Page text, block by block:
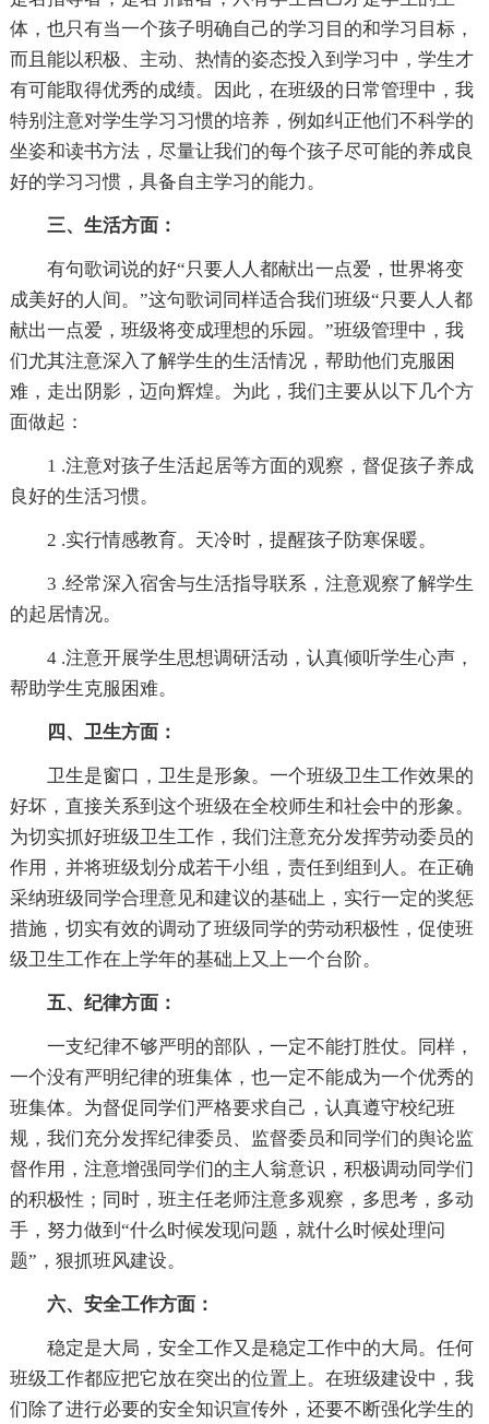
体，也只有当一个孩子明确自己的学习目的和学习目标，
而且能以积极、主动、热情的姿态投入到学习中，学生才
有可能取得优秀的成绩。因此，在班级的日常管理中，我
特别注意对学生学习习惯的培养，例如纠正他们不科学的
坐姿和读书方法，尽量让我们的每个孩子尽可能的养成良
好的学习习惯，具备自主学习的能力。
三、生活方面：
有句歌词说的好“只要人人都献出一点爱，世界将变
成美好的人间。”这句歌词同样适合我们班级“只要人人都
献出一点爱，班级将变成理想的乐园。”班级管理中，我
们尤其注意深入了解学生的生活情况，帮助他们克服困
难，走出阴影，迈向辉煌。为此，我们主要从以下几个方
面做起：
1 .注意对孩子生活起居等方面的观察，督促孩子养成
良好的生活习惯。
2 .实行情感教育。天冷时，提醒孩子防寒保暖。
3 .经常深入宿舍与生活指导联系，注意观察了解学生
的起居情况。
4 .注意开展学生思想调研活动，认真倾听学生心声，
帮助学生克服困难。
四、卫生方面：
卫生是窗口，卫生是形象。一个班级卫生工作效果的
好坏，直接关系到这个班级在全校师生和社会中的形象。
为切实抓好班级卫生工作，我们注意充分发挥劳动委员的
作用，并将班级划分成若干小组，责任到组到人。在正确
采纳班级同学合理意见和建议的基础上，实行一定的奖惩
措施，切实有效的调动了班级同学的劳动积极性，促使班
级卫生工作在上学年的基础上又上一个台阶。
五、纪律方面：
一支纪律不够严明的部队，一定不能打胜仗。同样，
一个没有严明纪律的班集体，也一定不能成为一个优秀的
班集体。为督促同学们严格要求自己，认真遵守校纪班
规，我们充分发挥纪律委员、监督委员和同学们的舆论监
督作用，注意增强同学们的主人翁意识，积极调动同学们
的积极性；同时，班主任老师注意多观察，多思考，多动
手，努力做到“什么时候发现问题，就什么时候处理问
题”，狠抓班风建设。
六、安全工作方面：
稳定是大局，安全工作又是稳定工作中的大局。任何
班级工作都应把它放在突出的位置上。在班级建设中，我
们除了进行必要的安全知识宣传外，还要不断强化学生的